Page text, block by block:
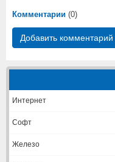
Интернет
Софт
Железо
Комментарии (0)
Добавить комментарий